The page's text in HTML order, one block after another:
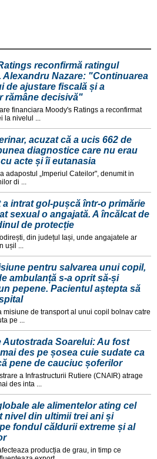
reconfirmă ratingul
Alexandru Nazare: "Continuarea
de ajustare fiscală și a
rămâne decisivă"
financiara Moody's Ratings a reconfirmat
la nivelul ...
acuzat că a ucis 662 de
diagnostice care nu erau
acte și îi eutanasia
adapostul „Imperiul Cateilor", denumit in
di ...
a intrat gol-pușcă într-o primărie
sexual o angajată. A încălcat de
de protecție
din județul Iași, unde angajatele ar
ușil ...
pentru salvarea unui copil,
ambulanță s-a oprit să-și
pepene. Pacientul aștepta să
de transport al unui copil bolnav catre
pe ...
Autostrada Soarelui: Au fost
des pe șosea cuie sudate ca
pene de cauciuc șoferilor
a Infrastructurii Rutiere (CNAIR) atrage
des inta ...
ale alimentelor ating cel
nivel din ultimii trei ani și
fondul căldurii extreme și al
producția de grau, in timp ce